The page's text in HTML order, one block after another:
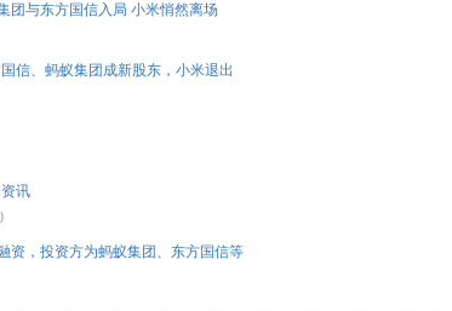
团与东方国信入局 小米悄然离场
信、蚂蚁集团成新股东，小米退出
讯
资，投资方为蚂蚁集团、东方国信等